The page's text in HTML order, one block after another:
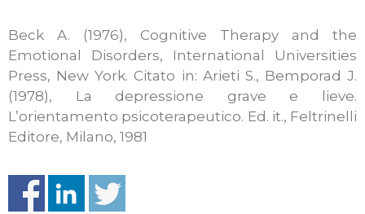
Beck A. (1976), Cognitive Therapy and the
Emotional Disorders, International Universities
Press, New York. Citato in: Arieti S., Bemporad J.
(1978), La depressione grave e lieve.
L’orientamento psicoterapeutico. Ed. it., Feltrinelli
Editore, Milano, 1981